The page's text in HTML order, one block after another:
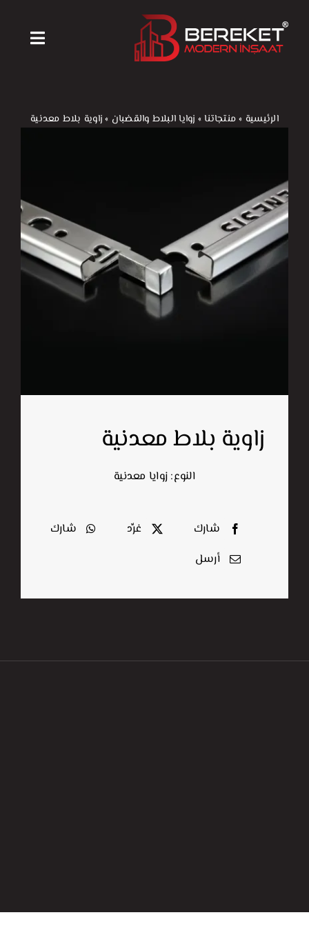
content
Toggle
آلات ومعدات
أخبارنا
من نحن
زاوية بلاط معدنية
النوع: زوايا معدنية
شارك غرِّد
شارك
أرسل
الرئيسية »منتجاتنا » زوايا البلاط والقضبان »زاوية بلاط معدنية